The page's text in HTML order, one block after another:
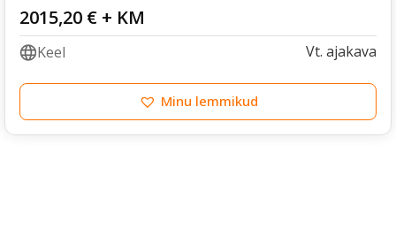
2015,20 € + KM
Keel Vt. ajakava
Minu lemmikud